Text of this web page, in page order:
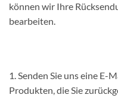
können wir Ihre
bearbeiten.
1. Senden Sie uns eine E-
Produkten, die Sie